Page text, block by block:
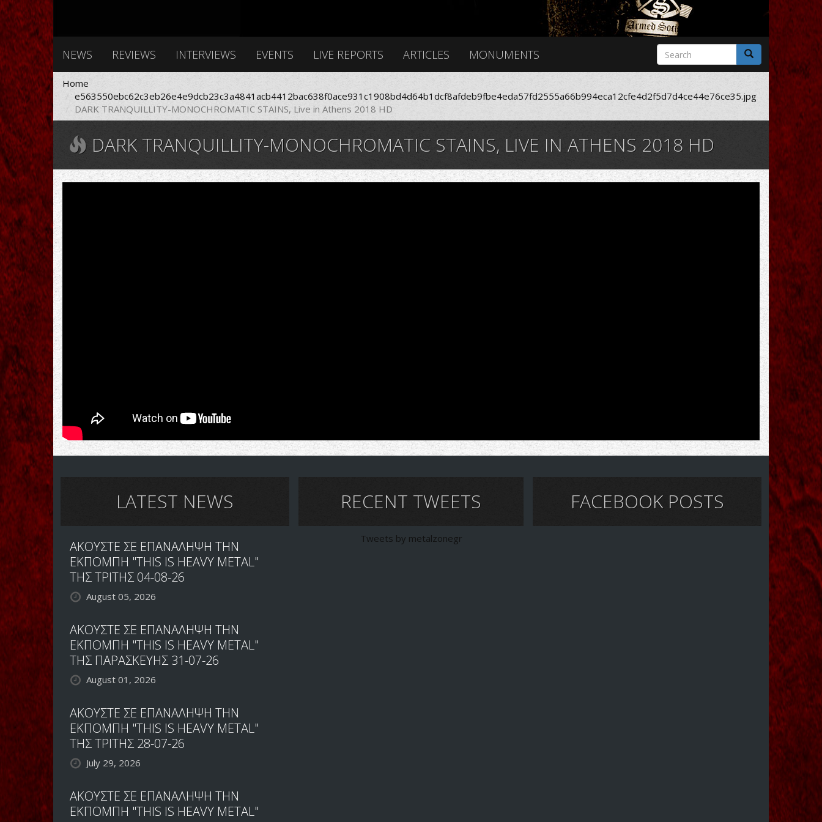
NEWS REVIEWS INTERVIEWS EVENTS LIVE REPORTS ARTICLES MONUMENTS
Search
form
Search
Home
e563550ebc62c3eb26e4e9dcb23c3a4841acb4412bac638f0ace931c1908bd4d64b1dcf8afdeb9fbe4eda57fd2555a66b994eca12cfe4d2f5d7d4ce44e76ce35.jpg
DARK TRANQUILLITY-MONOCHROMATIC STAINS, Live in Athens 2018 HD
DARK TRANQUILLITY-MONOCHROMATIC STAINS, LIVE IN ATHENS 2018 HD
LATEST NEWS
ΑΚΟΥΣΤΕ ΣΕ ΕΠΑΝΑΛΗΨΗ ΤΗΝ
ΕΚΠΟΜΠΗ "THIS IS HEAVY METAL"
ΤΗΣ ΤΡΙΤΗΣ 04-08-26
August 05, 2026
ΑΚΟΥΣΤΕ ΣΕ ΕΠΑΝΑΛΗΨΗ ΤΗΝ
ΕΚΠΟΜΠΗ "THIS IS HEAVY METAL"
ΤΗΣ ΠΑΡΑΣΚΕΥΗΣ 31-07-26
August 01, 2026
ΑΚΟΥΣΤΕ ΣΕ ΕΠΑΝΑΛΗΨΗ ΤΗΝ
ΕΚΠΟΜΠΗ "THIS IS HEAVY METAL"
ΤΗΣ ΤΡΙΤΗΣ 28-07-26
July 29, 2026
ΑΚΟΥΣΤΕ ΣΕ ΕΠΑΝΑΛΗΨΗ ΤΗΝ
ΕΚΠΟΜΠΗ "THIS IS HEAVY METAL"
RECENT TWEETS
Tweets by metalzonegr
FACEBOOK POSTS